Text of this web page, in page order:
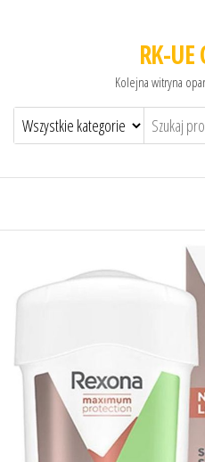
RK-
Kolejna witryna